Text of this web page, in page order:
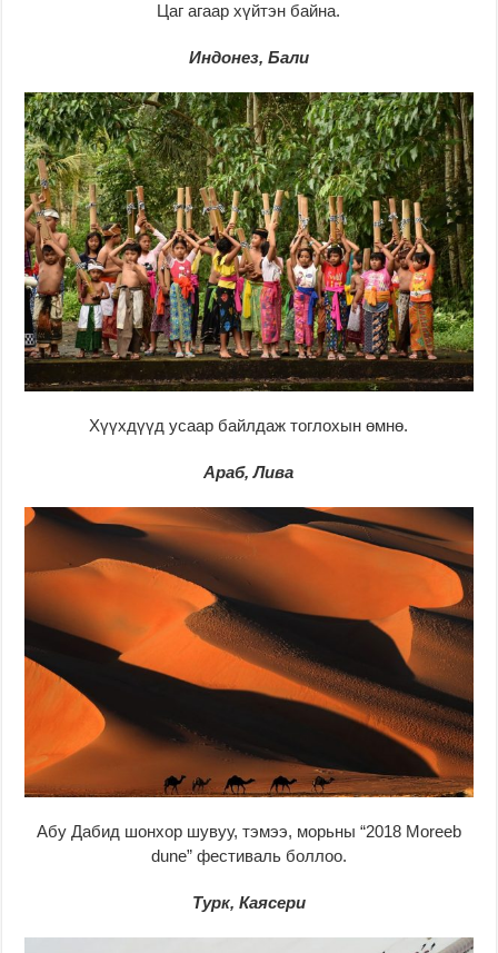
Цаг агаар хүйтэн байна.
Индонез, Бали
Хүүхдүүд усаар байлдаж тоглохын өмнө.
Араб, Лива
Абу Дабид шонхор шувуу, тэмээ, морьны “2018 Moreeb
dune” фестиваль боллоо.
Турк, Каясери